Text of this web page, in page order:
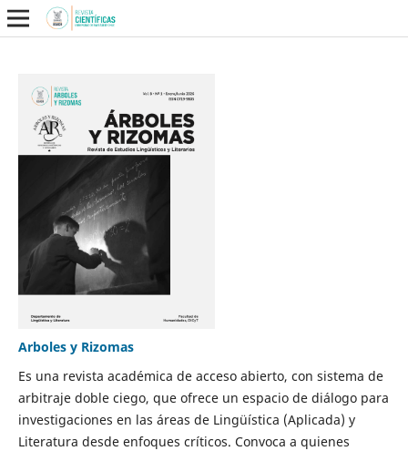
Arboles y Rizomas
Es una revista académica de acceso abierto, con sistema de
arbitraje doble ciego, que ofrece un espacio de diálogo para
investigaciones en las áreas de Lingüística (Aplicada) y
Literatura desde enfoques críticos. Convoca a quienes